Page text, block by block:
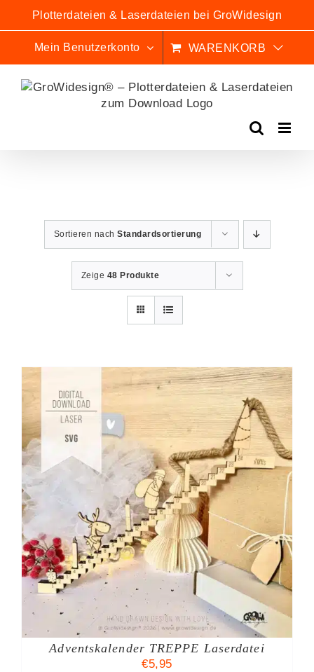
springen
Plotterdateien & Laserdateien bei GroWidesign
Mein Benutzerkonto WARENKORB
Sortieren nach Standardsortierung
Zeige 48 Produkte
Adventskalender TREPPE Laserdatei
€5,95